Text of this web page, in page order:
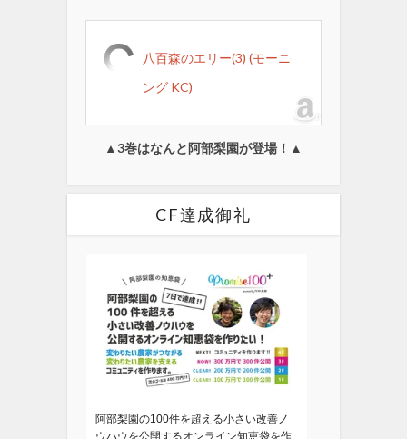
八百森のエリー(3) (モーニ
ング KC)
▲3巻はなんと阿部梨園が登場！▲
CF達成御礼